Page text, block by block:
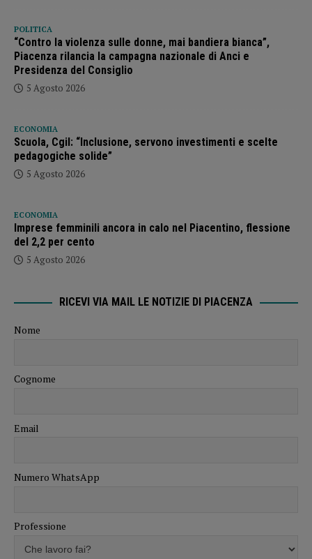
POLITICA
“Contro la violenza sulle donne, mai bandiera bianca”,
Piacenza rilancia la campagna nazionale di Anci e
Presidenza del Consiglio
5 Agosto 2026
ECONOMIA
Scuola, Cgil: “Inclusione, servono investimenti e scelte
pedagogiche solide”
5 Agosto 2026
ECONOMIA
Imprese femminili ancora in calo nel Piacentino, flessione
del 2,2 per cento
5 Agosto 2026
RICEVI VIA MAIL LE NOTIZIE DI PIACENZA
Nome
Cognome
Email
Numero WhatsApp
Professione